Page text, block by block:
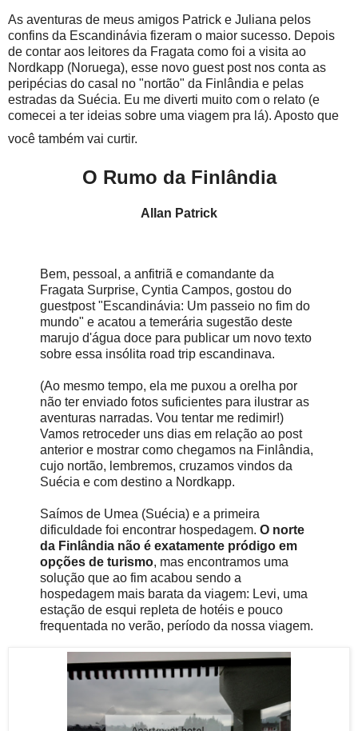
As aventuras de meus amigos Patrick e Juliana pelos
confins da Escandinávia fizeram o maior sucesso. Depois
de contar aos leitores da Fragata como foi a visita ao
Nordkapp (Noruega), esse novo guest post nos conta as
peripécias do casal no "nortão" da Finlândia e pelas
estradas da Suécia. Eu me diverti muito com o relato (e
comecei a ter ideias sobre uma viagem pra lá). Aposto que
você também vai curtir.
O Rumo da Finlândia
Allan Patrick
Bem, pessoal, a anfitriã e comandante da
Fragata Surprise, Cyntia Campos, gostou do
guestpost "Escandinávia: Um passeio no fim do
mundo" e acatou a temerária sugestão deste
marujo d'água doce para publicar um novo texto
sobre essa insólita road trip escandinava.
(Ao mesmo tempo, ela me puxou a orelha por
não ter enviado fotos suficientes para ilustrar as
aventuras narradas. Vou tentar me redimir!)
Vamos retroceder uns dias em relação ao post
anterior e mostrar como chegamos na Finlândia,
cujo nortão, lembremos, cruzamos vindos da
Suécia e com destino a Nordkapp.
Saímos de Umea (Suécia) e a primeira
dificuldade foi encontrar hospedagem. O norte
da Finlândia não é exatamente pródigo em
opções de turismo, mas encontramos uma
solução que ao fim acabou sendo a
hospedagem mais barata da viagem: Levi, uma
estação de esqui repleta de hotéis e pouco
frequentada no verão, período da nossa viagem.